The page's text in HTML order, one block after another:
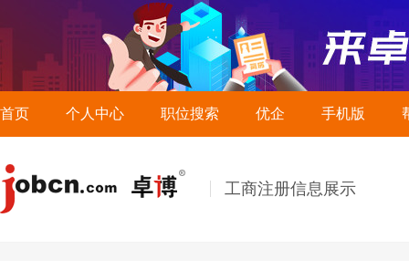
首页 个人中心 职位搜索 优企 手机版
工商注册信息展示